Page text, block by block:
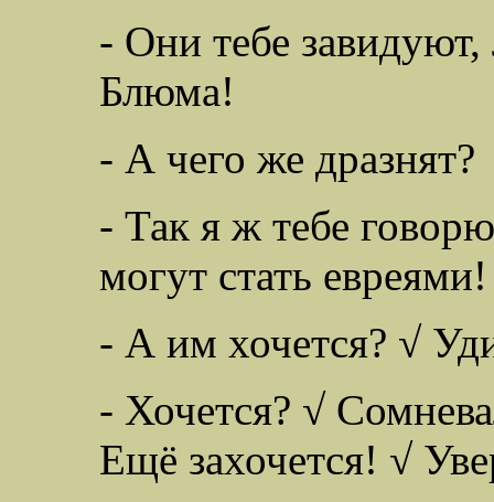
- Они тебе завидуют,
Блюма!
- А чего же дразнят?
- Так я ж тебе
могут стать евреями!
- А им хочется? √
- Хочется? √
Ещё захочется! √